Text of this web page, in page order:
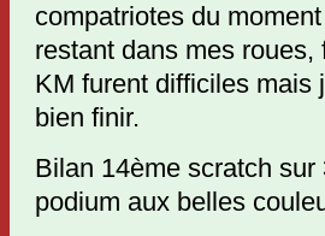
compatriotes du
restant dans mes
KM furent difficiles mais
bien finir.
Bilan 14ème scratch
podium aux belles